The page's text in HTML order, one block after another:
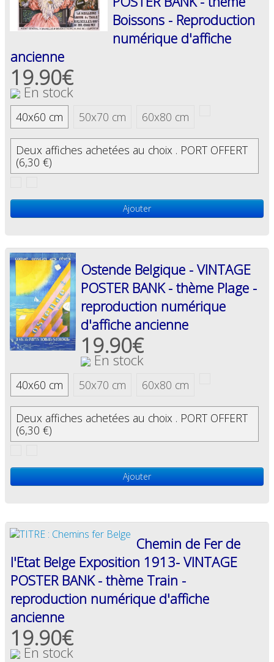
Boissons - Reproduction
numérique d'affiche
ancienne
19.90€
En stock
40x60 cm 50x70 cm 60x80 cm
Deux affiches achetées au choix . PORT OFFERT
(6,30 €)
Ajouter
Ostende Belgique - VINTAGE
POSTER BANK - thème Plage -
reproduction numérique
d'affiche ancienne
19.90€
En stock
40x60 cm 50x70 cm 60x80 cm
Deux affiches achetées au choix . PORT OFFERT
(6,30 €)
Ajouter
Chemin de Fer de
l'Etat Belge Exposition 1913- VINTAGE
POSTER BANK - thème Train -
reproduction numérique d'affiche
ancienne
19.90€
En stock